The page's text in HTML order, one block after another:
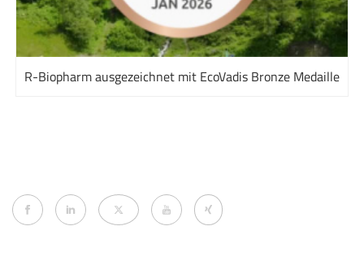
R-Biopharm ausgezeichnet mit EcoVadis Bronze Medaille